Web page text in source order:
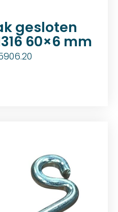
gesloten
60×6 mm